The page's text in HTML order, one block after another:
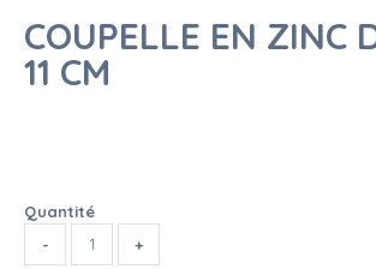
COUPELLE EN ZINC
11 CM
Quantité